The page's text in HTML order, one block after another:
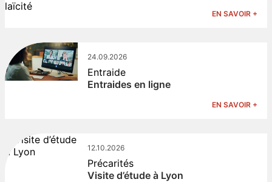
EN SAVOIR +
24.09.2026
Entraide
Entraides en ligne
EN SAVOIR +
12.10.2026
Précarités
Visite d’étude à Lyon